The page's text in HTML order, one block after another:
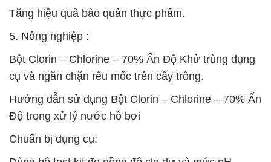
Tăng hiệu quả bảo quản thực phẩm.
5. Nông nghiệp :
Bột Clorin – Chlorine – 70% Ấn Độ Khử trùng dụng
cụ và ngăn chặn rêu mốc trên cây trồng.
Hướng dẫn sử dụng Bột Clorin – Chlorine – 70% Ấn
Độ trong xử lý nước hồ bơi
Chuẩn bị dụng cụ: